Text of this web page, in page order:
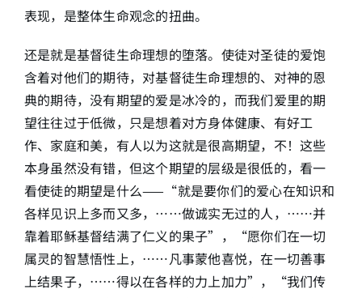
表现，是整体生命观念的扭曲。
还是就是基督徒生命理想的堕落。使徒对圣徒的爱饱
含着对他们的期待，对基督徒生命理想的、对神的恩
典的期待，没有期望的爱是冰冷的，而我们爱里的期
望往往过于低微，只是想着对方身体健康、有好工
作、家庭和美，有人以为这就是很高期望，不！这些
本身虽然没有错，但这个期望的层级是很低的，看一
看使徒的期望是什么——“就是要你们的爱心在知识和
各样见识上多而又多，……做诚实无过的人，……并
靠着耶稣基督结满了仁义的果子”，“愿你们在一切
属灵的智慧悟性上，……凡事蒙他喜悦，在一切善事
上结果子，……得以在各样的力上加力”，“我们传